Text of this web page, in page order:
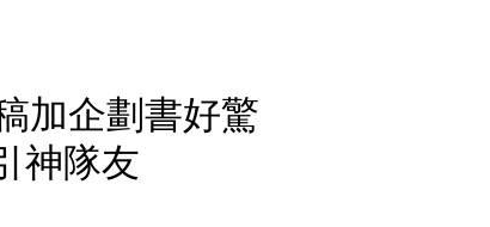
加企劃書好驚
神隊友